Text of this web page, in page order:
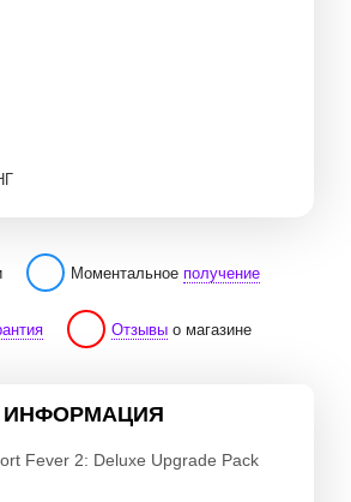
Моментальное получение
Отзывыо магазине
Fever 2: Deluxe Upgrade Pack